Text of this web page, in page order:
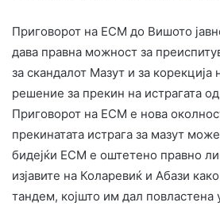
Приговорот на ЕСМ до Вишото
дава правна можност за
за скандалот Мазут и за корекција
решение за прекин на истрагата
Приговорот на ЕСМ е нова
прекинатата истрага за мазут
бидејќи ЕСМ е оштетено правно
изјавите на Коларевиќ и Абази
тандем, којшто им дал повластена